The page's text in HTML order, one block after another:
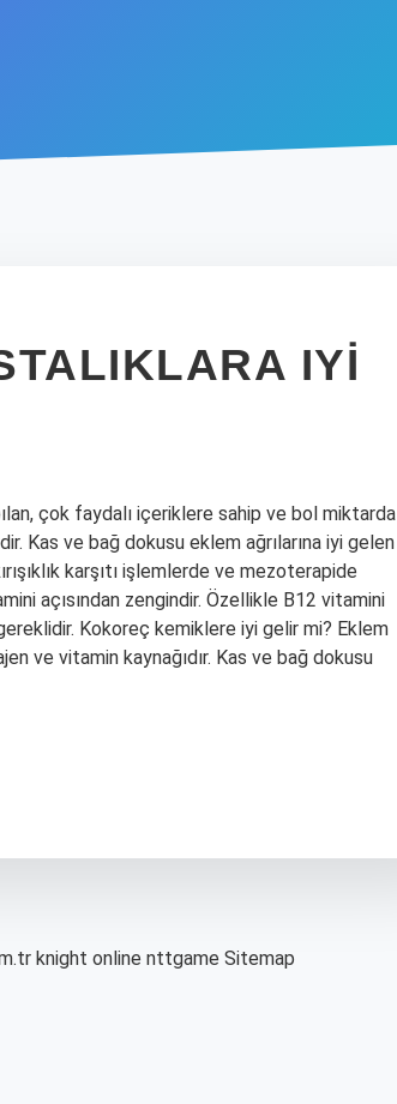
IYI
çok faydalı içeriklere sahip ve bol miktarda
Kas ve bağ dokusu eklem ağrılarına iyi gelen
karşıtı işlemlerde ve mezoterapide
açısından zengindir. Özellikle B12 vitamini
Kokoreç kemiklere iyi gelir mi? Eklem
ve vitamin kaynağıdır. Kas ve bağ dokusu
knight online nttgame Sitemap